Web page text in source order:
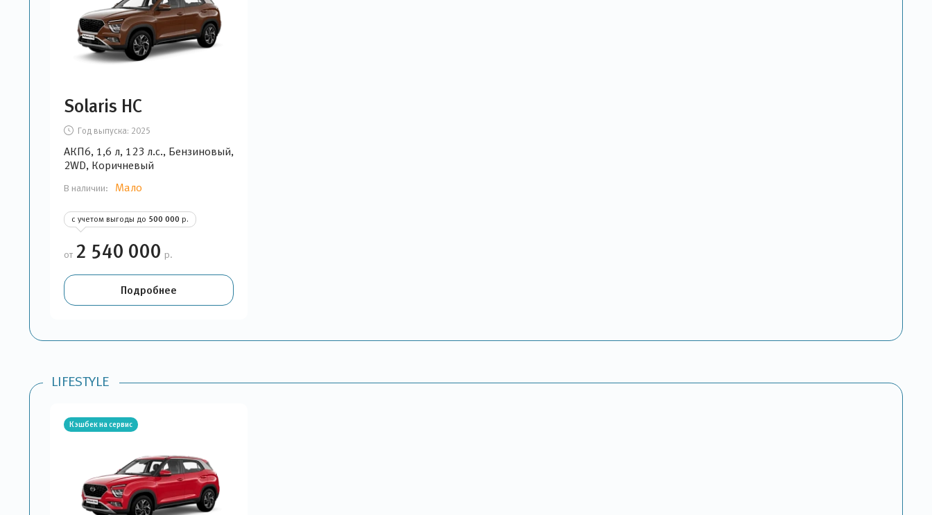
Solaris HC
Год выпуска: 2025
АКП6, 1,6 л, 123 л.с., Бензиновый,
2WD, Коричневый
В наличии: Мало
с учетом выгоды до 500 000 р.
от 2 540 000 р.
Подробнее
LIFESTYLE
Кэшбек на сервис